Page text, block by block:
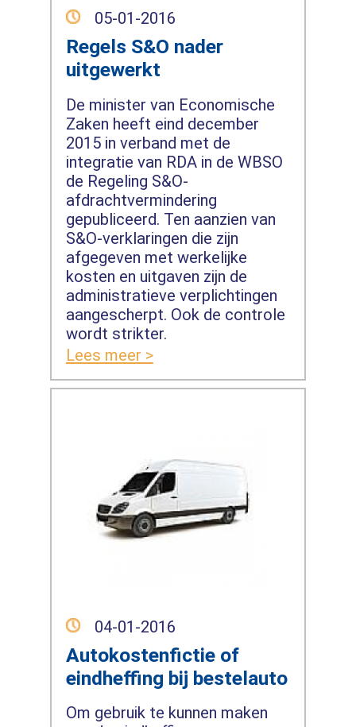
05-01-2016
Regels S&O nader
uitgewerkt
De minister van Economische
Zaken heeft eind december
2015 in verband met de
integratie van RDA in de WBSO
de Regeling S&O-
afdrachtvermindering
gepubliceerd. Ten aanzien van
S&O-verklaringen die zijn
afgegeven met werkelijke
kosten en uitgaven zijn de
administratieve verplichtingen
aangescherpt. Ook de controle
wordt strikter.
Lees meer >
04-01-2016
Autokostenfictie of
eindheffing bij bestelauto
Om gebruik te kunnen maken